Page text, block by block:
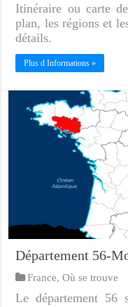
Itinéraire ou carte
plan, les régions et
détails.
Plus d Informations »
Département 56-
France,Où se trouve
Le département 56